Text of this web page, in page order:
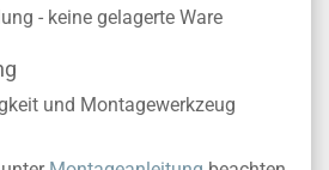
- keine gelagerte Ware
und Montagewerkzeug